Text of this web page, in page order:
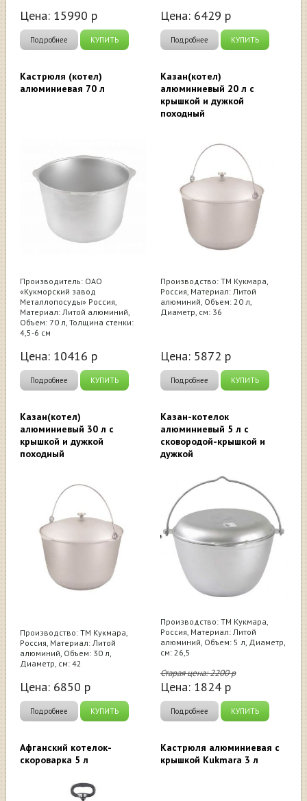
Цена: 15990 р
Подробнее КУПИТЬ
Цена: 6429 р
Подробнее КУПИТЬ
Кастрюля (котел)
алюминиевая 70 л
Производитель: ОАО
«Кукморский завод
Металлопосуды» Россия,
Материал: Литой алюминий,
Объем: 70 л, Толщина стенки:
4,5-6 см
Цена: 10416 р
Подробнее КУПИТЬ
Казан(котел)
алюминиевый 20 л с
крышкой и дужкой
походный
Производство: ТМ Кукмара,
Россия, Материал: Литой
алюминий, Объем: 20 л,
Диаметр, см: 36
Цена: 5872 р
Подробнее КУПИТЬ
Казан(котел)
алюминиевый 30 л с
крышкой и дужкой
походный
Производство: ТМ Кукмара,
Россия, Материал: Литой
алюминий, Объем: 30 л,
Диаметр, см: 42
Цена: 6850 р
Подробнее КУПИТЬ
Казан-котелок
алюминиевый 5 л с
сковородой-крышкой и
дужкой
Производство: ТМ Кукмара,
Россия, Материал: Литой
алюминий, Объем: 5 л, Диаметр,
см: 26,5
Старая цена:2200р
Цена: 1824 р
Подробнее КУПИТЬ
Афганский котелок-
скороварка 5 л
Кастрюля алюминиевая с
крышкой Kukmara 3 л